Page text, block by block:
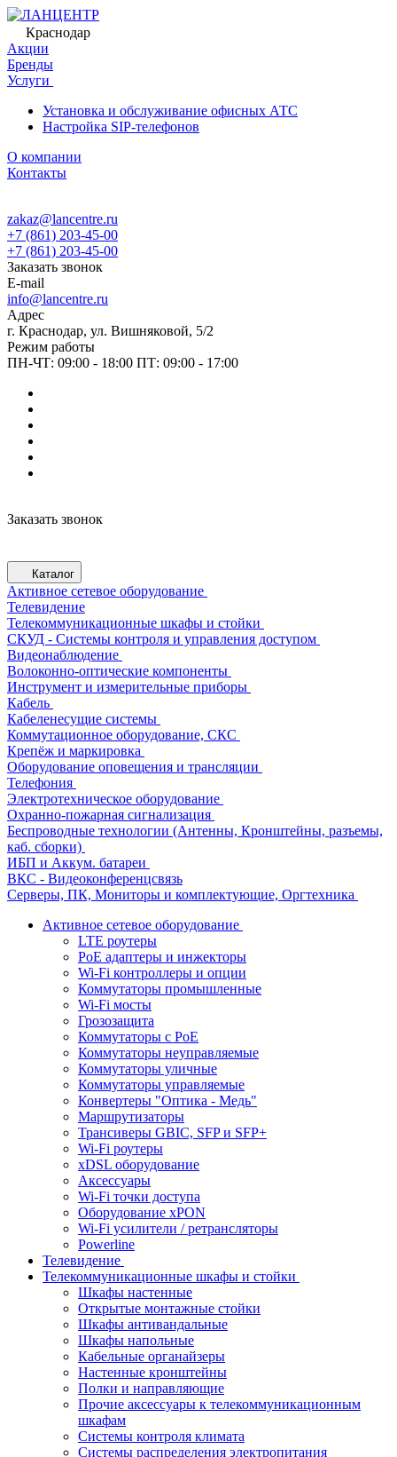
Краснодар
Акции
Бренды
Услуги
Установка и обслуживание офисных АТС
Настройка SIP-телефонов
О компании
Контакты
zakaz@lancentre.ru
+7 (861) 203-45-00
+7 (861) 203-45-00
Заказать звонок
E-mail
info@lancentre.ru
Адрес
г. Краснодар, ул. Вишняковой, 5/2
Режим работы
ПН-ЧТ: 09:00 - 18:00 ПТ: 09:00 - 17:00
Заказать звонок
Каталог
Активное сетевое оборудование
Телевидение
Телекоммуникационные шкафы и стойки
СКУД - Системы контроля и управления доступом
Видеонаблюдение
Волоконно-оптические компоненты
Инструмент и измерительные приборы
Кабель
Кабеленесущие системы
Коммутационное оборудование, СКС
Крепёж и маркировка
Оборудование оповещения и трансляции
Телефония
Электротехническое оборудование
Охранно-пожарная сигнализация
Беспроводные технологии (Антенны, Кронштейны, разъемы,
каб. сборки)
ИБП и Аккум. батареи
ВКС - Видеоконференцсвязь
Серверы, ПК, Мониторы и комплектующие, Оргтехника
Активное сетевое оборудование
LTE роутеры
PoE адаптеры и инжекторы
Wi-Fi контроллеры и опции
Коммутаторы промышленные
Wi-Fi мосты
Грозозащита
Коммутаторы c PoE
Коммутаторы неуправляемые
Коммутаторы уличные
Коммутаторы управляемые
Конвертеры "Оптика - Медь"
Маршрутизаторы
Трансиверы GBIC, SFP и SFP+
Wi-Fi роутеры
xDSL оборудование
Аксессуары
Wi-Fi точки доступа
Оборудование хPON
Wi-Fi усилители / ретрансляторы
Powerline
Телевидение
Телекоммуникационные шкафы и стойки
Шкафы настенные
Открытые монтажные стойки
Шкафы антивандальные
Шкафы напольные
Кабельные органайзеры
Настенные кронштейны
Полки и направляющие
Прочие аксессуары к телекоммуникационным
шкафам
Системы контроля климата
Системы распределения электропитания